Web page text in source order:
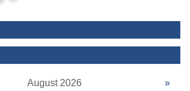
August 2026 »